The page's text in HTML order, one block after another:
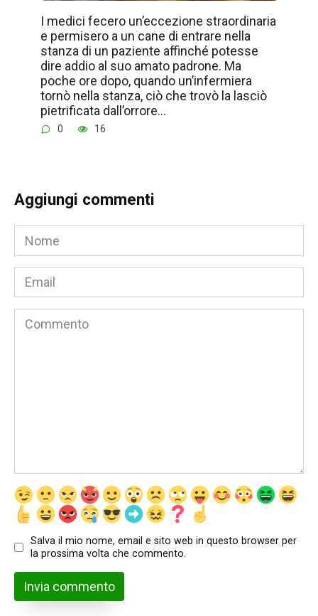
I medici fecero un’eccezione straordinaria
e permisero a un cane di entrare nella
stanza di un paziente affinché potesse
dire addio al suo amato padrone. Ma
poche ore dopo, quando un’infermiera
tornò nella stanza, ciò che trovò la lasciò
pietrificata dall’orrore…
0 16
Aggiungi commenti
Nome
Email
Commento
Salva il mio nome, email e sito web in questo browser per
la prossima volta che commento.